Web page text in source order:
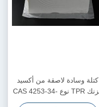
كتلة وسادة لاصقة من أكسيد
الزنك TPR نوع CAS 4253-34-
3 أبيض